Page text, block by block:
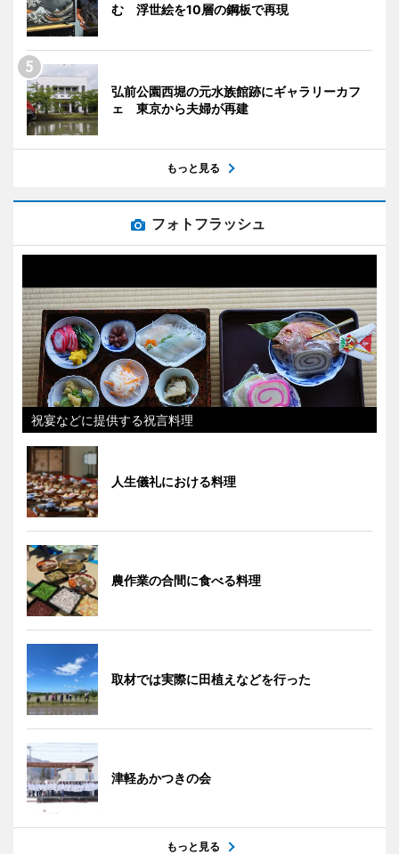
む 浮世絵を10層の鋼板で再現
弘前公園西堀の元水族館跡にギャラリーカフ
ェ 東京から夫婦が再建
もっと見る
フォトフラッシュ
祝宴などに提供する祝言料理
人生儀礼における料理
農作業の合間に食べる料理
取材では実際に田植えなどを行った
津軽あかつきの会
もっと見る